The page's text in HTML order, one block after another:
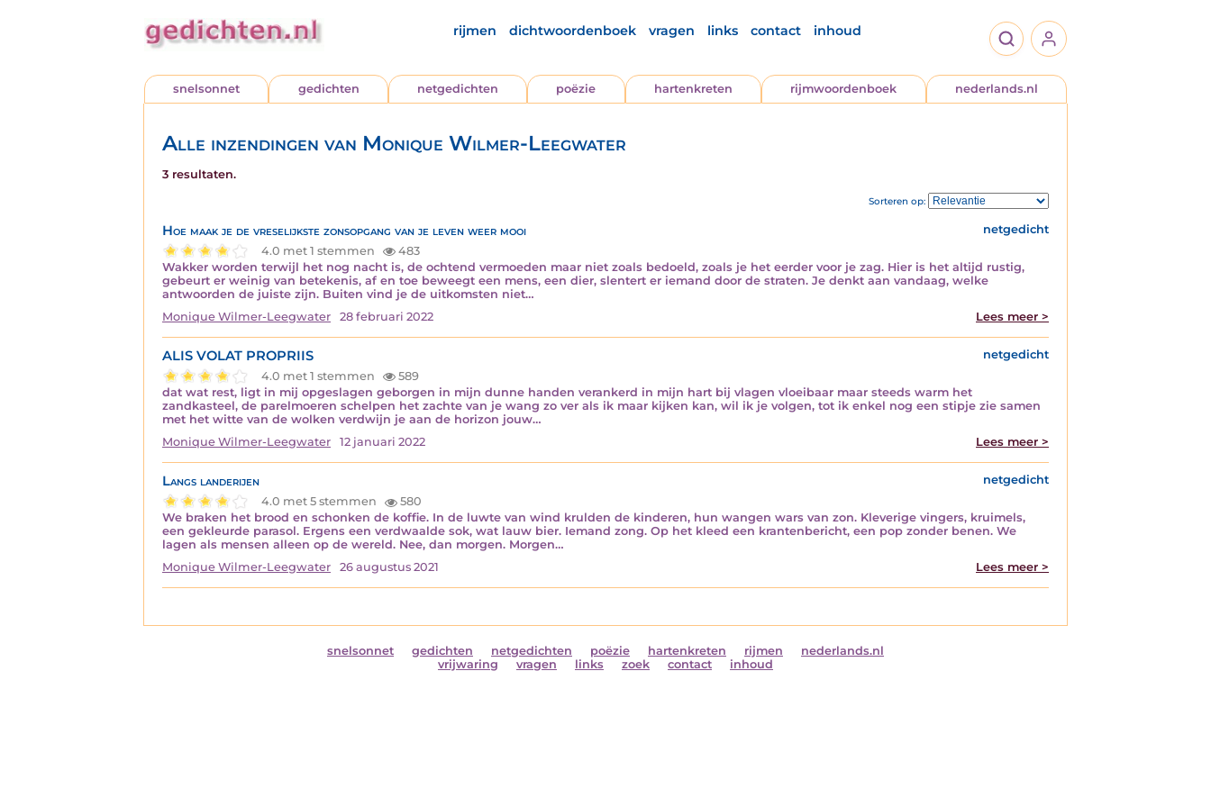
rijmen dichtwoordenboek vragen links contact inhoud
snelsonnet gedichten netgedichten poëzie hartenkreten rijmwoordenboek nederlands.nl
Alle inzendingen van Monique Wilmer-Leegwater
3 resultaten.
Sorteren op:
Hoe maak je de vreselijkste zonsopgang van je leven weer mooi
netgedicht
4.0 met 1 stemmen
483
Wakker worden terwijl het nog nacht is, de ochtend vermoeden maar niet zoals bedoeld, zoals je het eerder voor je zag. Hier is het altijd rustig,
gebeurt er weinig van betekenis, af en toe beweegt een mens, een dier, slentert er iemand door de straten. Je denkt aan vandaag, welke
antwoorden de juiste zijn. Buiten vind je de uitkomsten niet…
Monique Wilmer-Leegwater
28 februari 2022 Lees meer >
ALIS VOLAT PROPRIIS
netgedicht
4.0 met 1 stemmen
589
dat wat rest, ligt in mij opgeslagen geborgen in mijn dunne handen verankerd in mijn hart bij vlagen vloeibaar maar steeds warm het
zandkasteel, de parelmoeren schelpen het zachte van je wang zo ver als ik maar kijken kan, wil ik je volgen, tot ik enkel nog een stipje zie samen
met het witte van de wolken verdwijn je aan de horizon jouw…
Monique Wilmer-Leegwater
12 januari 2022 Lees meer >
Langs landerijen
netgedicht
4.0 met 5 stemmen
580
We braken het brood en schonken de koffie. In de luwte van wind krulden de kinderen, hun wangen wars van zon. Kleverige vingers, kruimels,
een gekleurde parasol. Ergens een verdwaalde sok, wat lauw bier. Iemand zong. Op het kleed een krantenbericht, een pop zonder benen. We
lagen als mensen alleen op de wereld. Nee, dan morgen. Morgen…
Monique Wilmer-Leegwater
26 augustus 2021 Lees meer >
snelsonnet gedichten netgedichten poëzie hartenkreten rijmen
nederlands.nl
vrijwaring
vragen links zoek contact inhoud